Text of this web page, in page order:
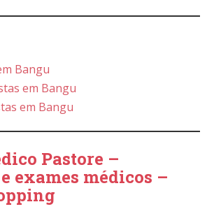
Bangu
em Bangu
em Bangu
Pastore –
exames médicos –